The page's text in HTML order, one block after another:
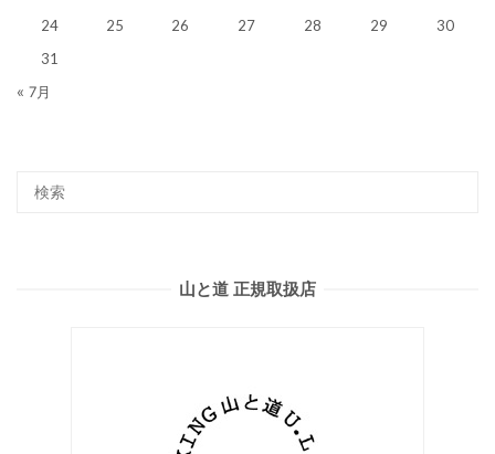
24
25 26 27 28 29
30
31
« 7月
山と道 正規取扱店